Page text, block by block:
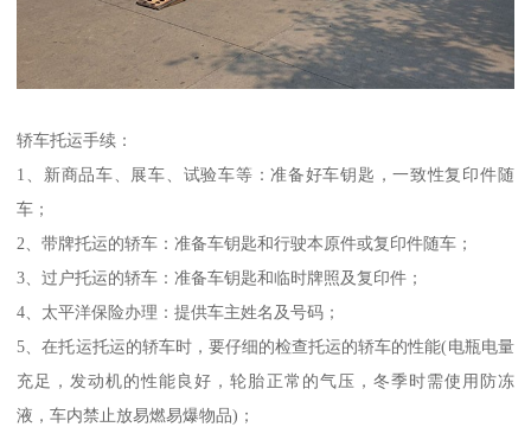
轿车托运手续：
1、新商品车、展车、试验车等：准备好车钥匙，一致性复印件随
车；
2、带牌托运的轿车：准备车钥匙和行驶本原件或复印件随车；
3、过户托运的轿车：准备车钥匙和临时牌照及复印件；
4、太平洋保险办理：提供车主姓名及号码；
5、在托运托运的轿车时，要仔细的检查托运的轿车的性能(电瓶电量
充足，发动机的性能良好，轮胎正常的气压，冬季时需使用防冻
液，车内禁止放易燃易爆物品)；